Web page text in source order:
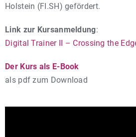
Holstein (FI.SH) gefördert.
Link zur Kursanmeldung:
Digital Trainer II – Crossing the
Der Kurs als E-Book
als pdf zum Download